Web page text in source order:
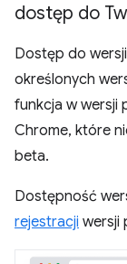
dostęp do
Dostęp do
określonych
funkcja w wersji
Chrome, które
beta.
Dostępność
rejestracji wersji